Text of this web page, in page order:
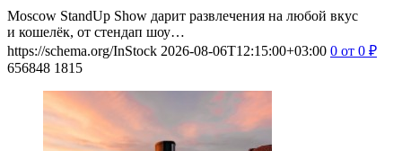
Moscow StandUp Show дарит развлечения на любой вкус
и кошелёк, от стендап шоу…
https://schema.org/InStock 2026-08-06T12:15:00+03:00 0 от 0 ₽
656848 1815